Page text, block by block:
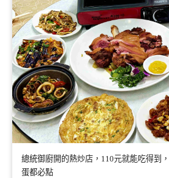
總統御廚開的熱炒店，110元就能吃得到
蛋都必點